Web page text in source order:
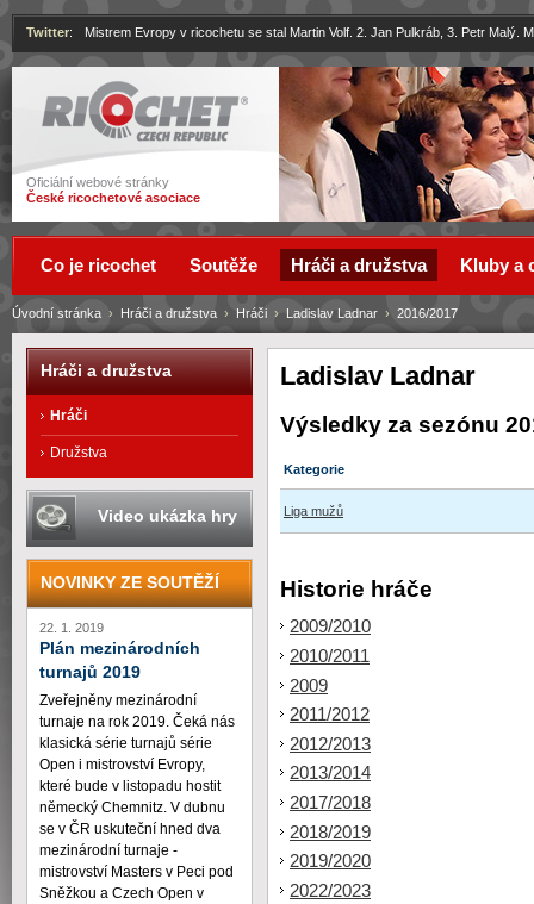
Ricochet
Oficiální webové stránky
České ricochetové asociace
Twitter: Mistrem Evropy v ricochetu se stal Martin Volf. 2. Jan Pulkráb, 3. Petr Malý.
Ladislav Ladnar
Výsledky za sezónu
Kategorie
Liga mužů
Historie hráče
2009/2010
2010/2011
2009
2011/2012
2012/2013
2013/2014
2017/2018
2018/2019
2019/2020
2022/2023
Úvodní stránka › Hráči a družstva › Hráči › Ladislav Ladnar › 2016/2017
Co je ricochet Soutěže Hráči a družstva Kluby a
Hráči a družstva
Hráči
Družstva
Video ukázka hry
NOVINKY ZE SOUTĚŽÍ
22. 1. 2019
Plán mezinárodních
turnajů 2019
Zveřejněny mezinárodní
turnaje na rok 2019. Čeká nás
klasická série turnajů série
Open i mistrovství Evropy,
které bude v listopadu hostit
německý Chemnitz. V dubnu
se v ČR uskuteční hned dva
mezinárodní turnaje -
mistrovství Masters v Peci pod
Sněžkou a Czech Open v